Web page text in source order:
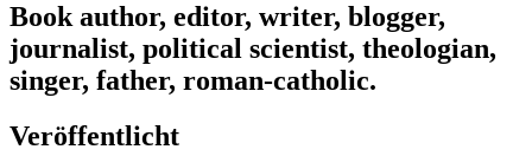
Book author, editor, writer, blogger,
journalist, political scientist, theologian,
singer, father, roman-catholic.
Veröffentlicht